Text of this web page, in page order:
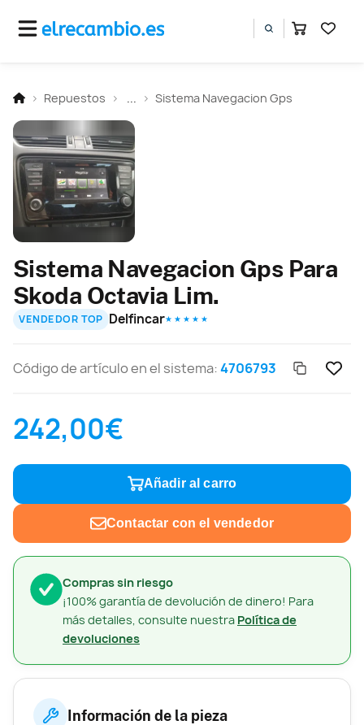
Repuestos Sistema Navegacion Gps
Compras sin riesgo
¡100% garantía de devolución de dinero! Para
más detalles, consulte nuestra Política de
devoluciones
Sistema Navegacion Gps Para
Skoda Octavia Lim.
VENDEDOR TOP Delfincar★ ★ ★ ★ ★
Código de artículo en el sistema:4706793
242,00€
Añadir al carro
Contactar con el vendedor
Información de la pieza